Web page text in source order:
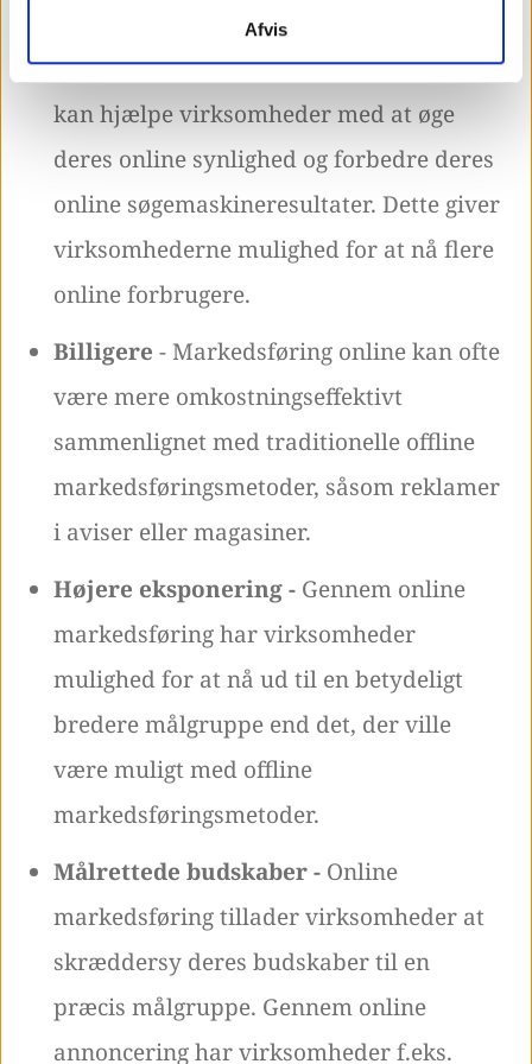
Afvis
Øget synlighed -Online markedsføring
kan hjælpe virksomheder med at øge
deres online synlighed og forbedre deres
online søgemaskineresultater. Dette giver
virksomhederne mulighed for at nå flere
online forbrugere.
Billigere - Markedsføring online kan ofte
være mere omkostningseffektivt
sammenlignet med traditionelle offline
markedsføringsmetoder, såsom reklamer
i aviser eller magasiner.
Højere eksponering - Gennem online
markedsføring har virksomheder
mulighed for at nå ud til en betydeligt
bredere målgruppe end det, der ville
være muligt med offline
markedsføringsmetoder.
Målrettede budskaber - Online
markedsføring tillader virksomheder at
skræddersy deres budskaber til en
præcis målgruppe. Gennem online
annoncering har virksomheder f.eks.